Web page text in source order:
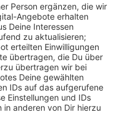
19. Januar abgeholt.
von
in Kunststofftüten
sie nicht länger als
müssen vorher